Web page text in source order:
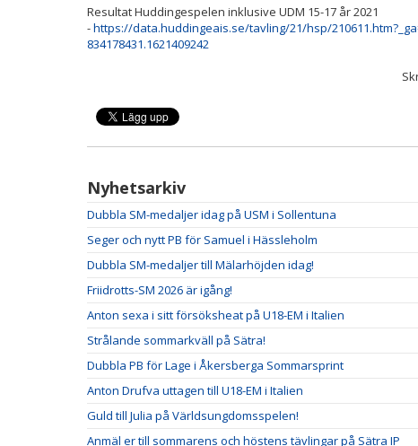
Resultat Huddingespelen inklusive UDM 15-17 år 2021
-https://data.huddingeais.se/tavling/21/hsp/
834178431.1621409242
Nyhetsarkiv
Dubbla SM-medaljer idag på USM i Sollentuna
Seger och nytt PB för Samuel i Hässleholm
Dubbla SM-medaljer till Mälarhöjden idag!
Friidrotts-SM 2026 är igång!
Anton sexa i sitt försöksheat på U18-EM i Italien
Strålande sommarkväll på Sätra!
Dubbla PB för Lage i Åkersberga Sommarsprint
Anton Drufva uttagen till U18-EM i Italien
Guld till Julia på Världsungdomsspelen!
Anmäl er till sommarens och höstens tävlingar på Sätra IP